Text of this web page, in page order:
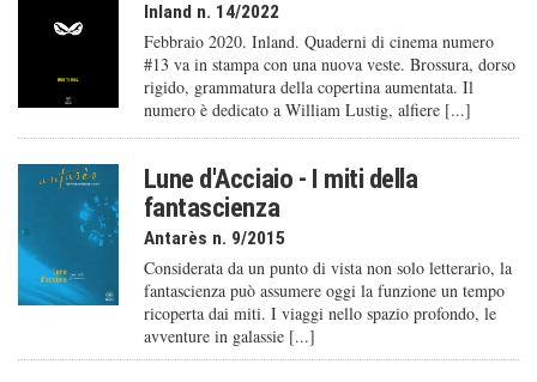
Inland n. 14/2022
Febbraio 2020. Inland. Quaderni di cinema numero
#13 va in stampa con una nuova veste. Brossura, dorso
rigido, grammatura della copertina aumentata. Il
numero è dedicato a William Lustig, alfiere [...]
Lune d'Acciaio - I miti della
fantascienza
Antarès n. 9/2015
Considerata da un punto di vista non solo letterario, la
fantascienza può assumere oggi la funzione un tempo
ricoperta dai miti. I viaggi nello spazio profondo, le
avventure in galassie [...]